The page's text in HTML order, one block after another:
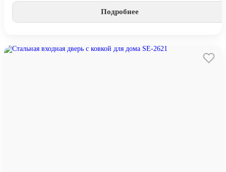
Подробнее